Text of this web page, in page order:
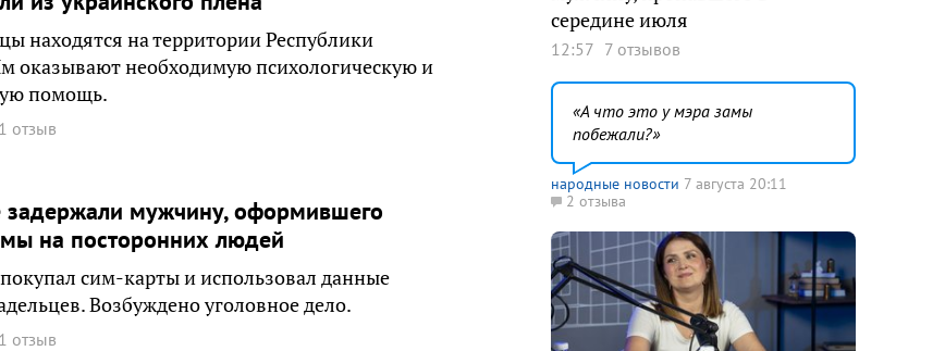
находятся на территории Республики
оказывают необходимую психологическую и
помощь.
1 отзыв
задержали мужчину, оформившего
на посторонних людей
сим-карты и использовал данные
Возбуждено уголовное дело.
1 отзыв
середине июля
12:57 7 отзывов
А что это у мэра замы
побежали?
народные новости 7 августа 20:11
2 отзыва